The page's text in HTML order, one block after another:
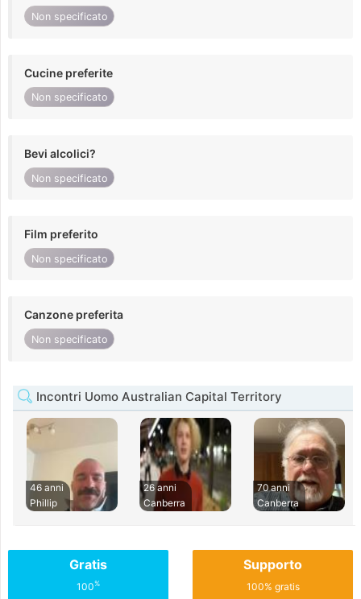
Non specificato
Cucine preferite
Non specificato
Bevi alcolici?
Non specificato
Film preferito
Non specificato
Canzone preferita
Non specificato
Incontri Uomo Australian Capital Territory
46 anni
Phillip
26 anni
Canberra
70 anni
Canberra
Gratis
100%
Supporto
100% gratis